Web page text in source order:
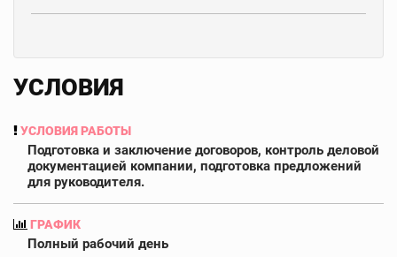
УСЛОВИЯ
УСЛОВИЯ РАБОТЫ
Подготовка и заключение договоров, контроль деловой
документацией компании, подготовка предложений
для руководителя.
ГРАФИК
Полный рабочий день